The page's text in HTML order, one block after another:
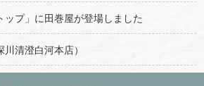
ップ」に田巻屋が登場しました
清澄白河本店）